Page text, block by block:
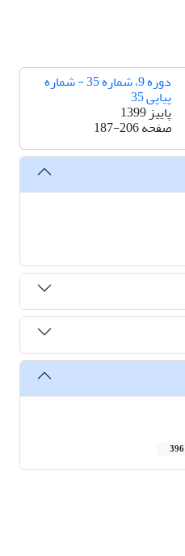
دوره 9، شماره 35 - شماره
پیاپی 35
پاییز 1399
صفحه187-206
396